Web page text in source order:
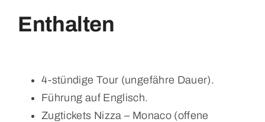
Enthalten
4-stündige Tour (ungefähre Dauer).
Führung auf Englisch.
Zugtickets Nizza – Monaco (offene